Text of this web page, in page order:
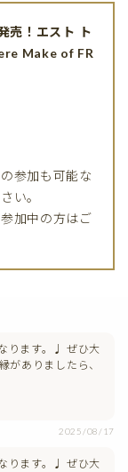
売！エスト ト
Make of FR
参加も可能な
い。
加中の方はご
ります。♩ ぜひ大
がありましたら、
2025/08/17
ります。♩ ぜひ大